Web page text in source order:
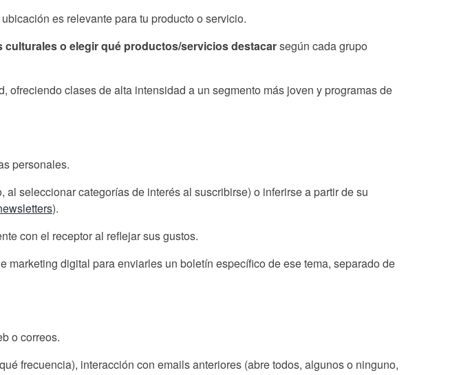
es relevante para tu producto o servicio.
culturales o elegir qué productos/servicios destacarsegún cada grupo
clases de alta intensidad a un segmento más joven y programas de
personales.
seleccionar categorías de interés al suscribirse) o inferirse a partir de su
).
con el receptor al reflejar sus gustos.
digital para enviarles un boletín específico de ese tema, separado de
o correos.
frecuencia), interacción con emails anteriores (abre todos, algunos o ninguno,